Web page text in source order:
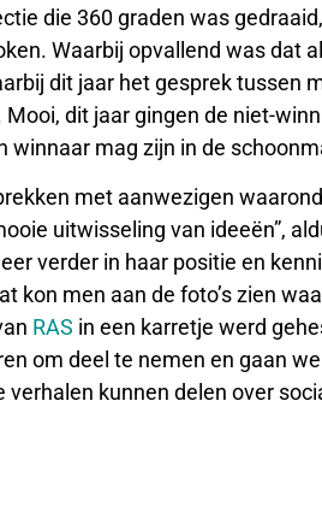
die 360 graden was
Waarbij opvallend was dat
dit jaar het gesprek tussen
dit jaar gingen de niet-
winnaar mag zijn in de
met aanwezigen
uitwisseling van ideeën”,
verder in haar positie en
kon men aan de foto’s zien
RAS in een karretje werd
om deel te nemen en gaan
verhalen kunnen delen over